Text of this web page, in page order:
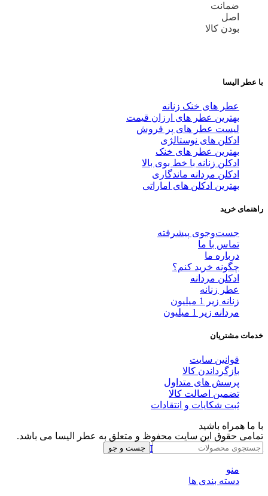
ضمانت
اصل
بودن کالا
با عطر الیسا
عطر های خنک زنانه
بهترین عطر های ارزان قیمت
لیست عطر های پر فروش
ادکلن های نوستالژی
بهترین عطر های خنک
ادکلن زنانه با خط بوی بالا
ادکلن مردانه ماندگاری
بهترین ادکلن های اماراتی
راهنمای خرید
جست‌وجوی پیشرفته
تماس با ما
درباره ما
چگونه خرید کنم؟
ادکلن مردانه
عطر زنانه
زنانه زیر 1 میلیون
مردانه زیر 1 میلیون
خدمات مشتریان
قوانین سایت
بازگرداندن کالا
پرسش های متداول
تضمین اصالت کالا
ثبت شکایات و انتقادات
با ما همراه باشید
Telegram Whatsapp Instagram
تمامی حقوق این سایت محفوظ و متعلق به عطر الیسا می باشد.
جست و جو
منو
دسته بندی ها